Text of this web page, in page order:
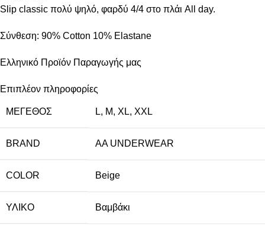
Slip classic πολύ ψηλό, φαρδύ 4/4 στο πλάι All day.
Σύνθεση: 90% Cotton 10% Εlastane
Ελληνικό Προϊόν Παραγωγής μας
Επιπλέον πληροφορίες
ΜΈΓΕΘΟΣ L, M, XL, XXL
BRAND AA UNDERWEAR
COLOR Beige
ΥΛΙΚΌ Βαμβάκι